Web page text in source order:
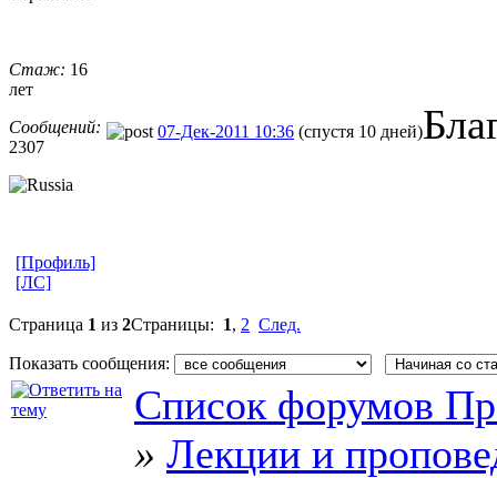
Стаж: 16
лет
Сообщений:
2307
07-Дек-2011 10:36 (спустя 10 дней)
[Профиль]
[ЛС]
Страница 1 из 2Страницы: 1, 2 След.
Показать сообщения:
Список форумов
» Лекции и